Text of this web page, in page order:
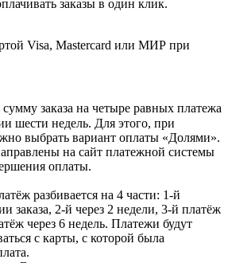
заказы в один клик.
Visa, Mastercard или МИР при
заказа на четыре равных платежа
шести недель. Для этого, при
выбрать вариант оплаты «Долями».
на сайт платежной системы
оплаты.
разбивается на 4 части: 1-й
заказа, 2-й через 2 недели, 3-й платёж
через 6 недель. Платежи будут
с карты, с которой была